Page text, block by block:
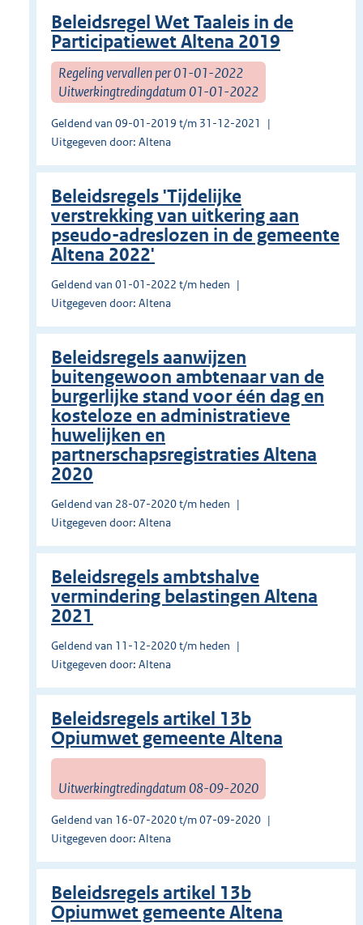
Beleidsregel Wet Taaleis in de
Participatiewet Altena 2019
Regeling vervallen per 01-01-2022
Uitwerkingtredingdatum 01-01-2022
Geldend van 09-01-2019 t/m 31-12-2021
Uitgegeven door: Altena
Beleidsregels 'Tijdelijke
verstrekking van uitkering aan
pseudo-adreslozen in de gemeente
Altena 2022'
Geldend van 01-01-2022 t/m heden
Uitgegeven door: Altena
Beleidsregels aanwijzen
buitengewoon ambtenaar van de
burgerlijke stand voor één dag en
kosteloze en administratieve
huwelijken en
partnerschapsregistraties Altena
2020
Geldend van 28-07-2020 t/m heden
Uitgegeven door: Altena
Beleidsregels ambtshalve
vermindering belastingen Altena
2021
Geldend van 11-12-2020 t/m heden
Uitgegeven door: Altena
Beleidsregels artikel 13b
Opiumwet gemeente Altena
Uitwerkingtredingdatum 08-09-2020
Geldend van 16-07-2020 t/m 07-09-2020
Uitgegeven door: Altena
Beleidsregels artikel 13b
Opiumwet gemeente Altena